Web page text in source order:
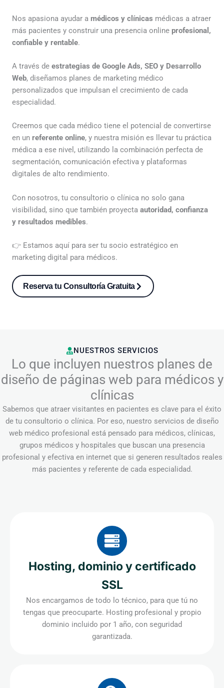
Nos apasiona ayudar a médicos y clínicas médicas a atraer
más pacientes y construir una presencia online profesional,
confiable y rentable.
A través de estrategias de Google Ads, SEO y Desarrollo
Web, diseñamos planes de marketing médico
personalizados que impulsan el crecimiento de cada
especialidad.
Creemos que cada médico tiene el potencial de convertirse
en un referente online, y nuestra misión es llevar tu práctica
médica a ese nivel, utilizando la combinación perfecta de
segmentación, comunicación efectiva y plataformas
digitales de alto rendimiento.
Con nosotros, tu consultorio o clínica no solo gana
visibilidad, sino que también proyecta autoridad, confianza
y resultados medibles.
👉 Estamos aquí para ser tu socio estratégico en
marketing digital para médicos.
Reserva tu Consultoría Gratuita
NUESTROS SERVICIOS
Lo que incluyen nuestros planes de
diseño de páginas web para médicos y
clínicas
Sabemos que atraer visitantes en pacientes es clave para el éxito
de tu consultorio o clínica. Por eso, nuestro servicios de diseño
web médico profesional está pensado para médicos, clínicas,
grupos médicos y hospitales que buscan una presencia
profesional y efectiva en internet que si generen resultados reales
más pacientes y referente de cada especialidad.
Hosting, dominio y certificado
SSL
Nos encargamos de todo lo técnico, para que tú no
tengas que preocuparte. Hosting profesional y propio
dominio incluido por 1 año, con seguridad
garantizada.